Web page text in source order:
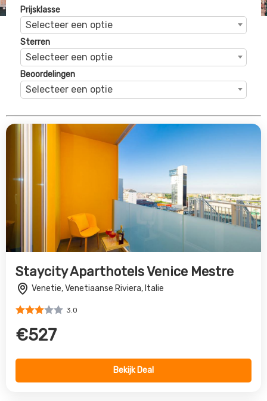
Prijsklasse
Selecteer een optie
Sterren
Selecteer een optie
Beoordelingen
Selecteer een optie
Staycity Aparthotels Venice Mestre
Venetie, Venetiaanse Riviera, Italie
3.0
€527
Bekijk Deal